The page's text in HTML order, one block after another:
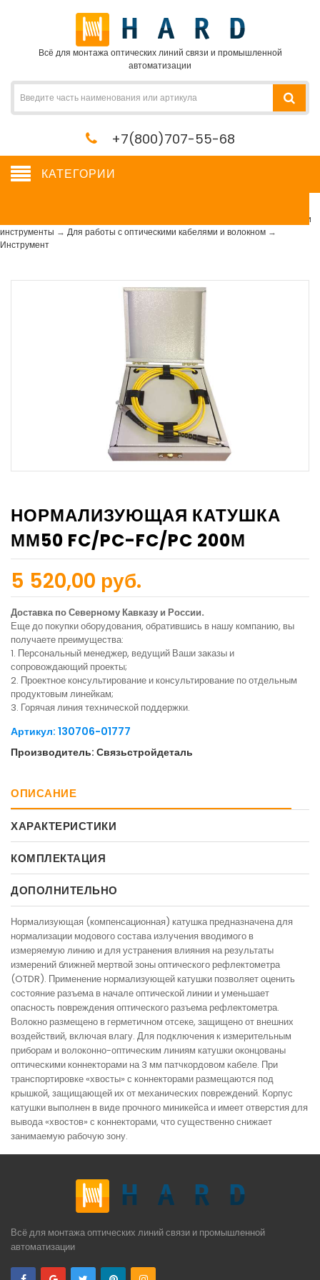
Всё для монтажа оптических линий связи и промышленной
автоматизации
+7(800)707-55-68
КАТЕГОРИИ
Расходные материалы и
инструменты → Для работы с оптическими кабелями и волокном →
Инструмент
НОРМАЛИЗУЮЩАЯ КАТУШКА
ММ50 FC/PC-FC/PC 200М
5 520,00 руб.
Доставка по Северному Кавказу и России.
Еще до покупки оборудования, обратившись в нашу компанию, вы
получаете преимущества:
1. Персональный менеджер, ведущий Ваши заказы и
сопровождающий проекты;
2. Проектное консультирование и консультирование по отдельным
продуктовым линейкам;
3. Горячая линия технической поддержки.
Артикул: 130706-01777
Производитель: Связьстройдеталь
ОПИСАНИЕ
ХАРАКТЕРИСТИКИ
КОМПЛЕКТАЦИЯ
ДОПОЛНИТЕЛЬНО
Нормализующая (компенсационная) катушка предназначена для
нормализации модового состава излучения вводимого в
измеряемую линию и для устранения влияния на результаты
измерений ближней мертвой зоны оптического рефлектометра
(OTDR). Применение нормализующей катушки позволяет оценить
состояние разъема в начале оптической линии и уменьшает
опасность повреждения оптического разъема рефлектометра.
Волокно размещено в герметичном отсеке, защищено от внешних
воздействий, включая влагу. Для подключения к измерительным
приборам и волоконно-оптическим линиям катушки оконцованы
оптическими коннекторами на 3 мм патчкордовом кабеле. При
транспортировке «хвосты» с коннекторами размещаются под
крышкой, защищающей их от механических повреждений. Корпус
катушки выполнен в виде прочного миникейса и имеет отверстия для
вывода «хвостов» с коннекторами, что существенно снижает
занимаемую рабочую зону.
Всё для монтажа оптических линий связи и промышленной
автоматизации